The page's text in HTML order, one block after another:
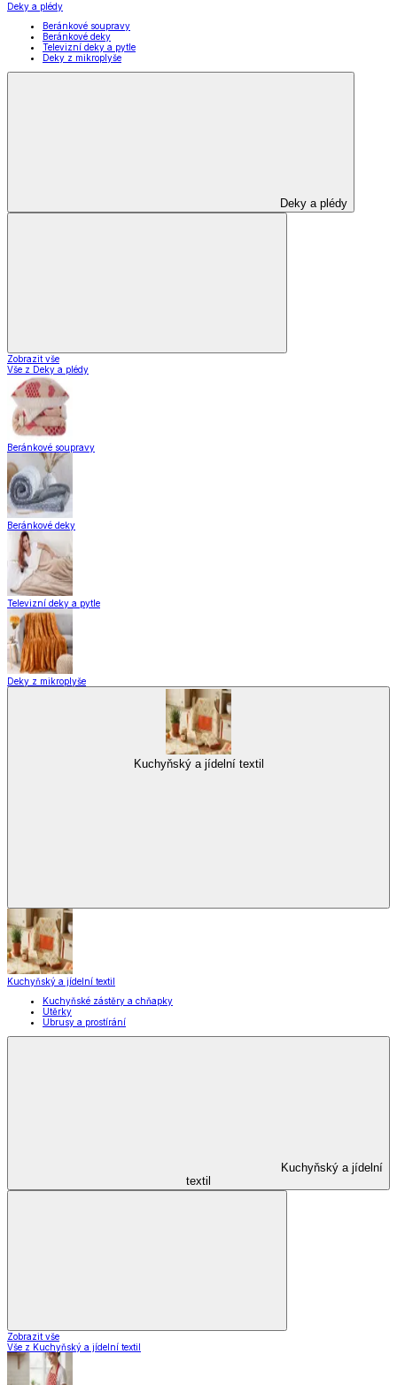
Deky a plédy
Beránkové soupravy
Beránkové deky
Televizní deky a pytle
Deky z mikroplyše
Deky a plédy
Zobrazit vše
Vše z Deky a plédy
Beránkové soupravy
Beránkové deky
Televizní deky a pytle
Deky z mikroplyše
Kuchyňský a jídelní textil
Kuchyňský a jídelní textil
Kuchyňské zástěry a chňapky
Utěrky
Ubrusy a prostírání
Kuchyňský a jídelní
textil
Zobrazit vše
Vše z Kuchyňský a jídelní textil